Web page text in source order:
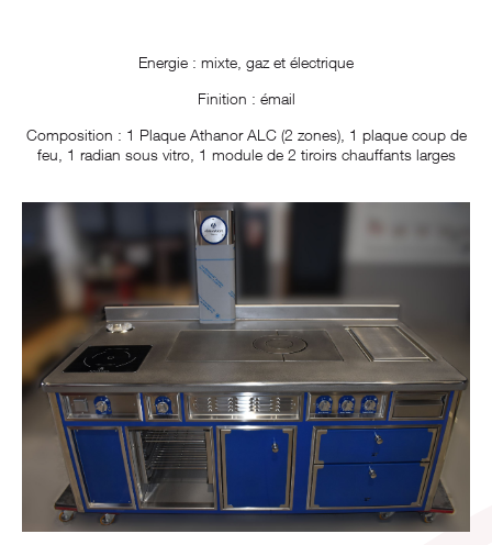
Energie : mixte, gaz et électrique
Finition : émail
Composition : 1 Plaque Athanor ALC (2 zones), 1 plaque coup de
feu, 1 radian sous vitro, 1 module de 2 tiroirs chauffants larges